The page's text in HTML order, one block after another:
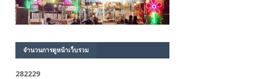
จำนวนการดูหน้าเว็บรวม
282229